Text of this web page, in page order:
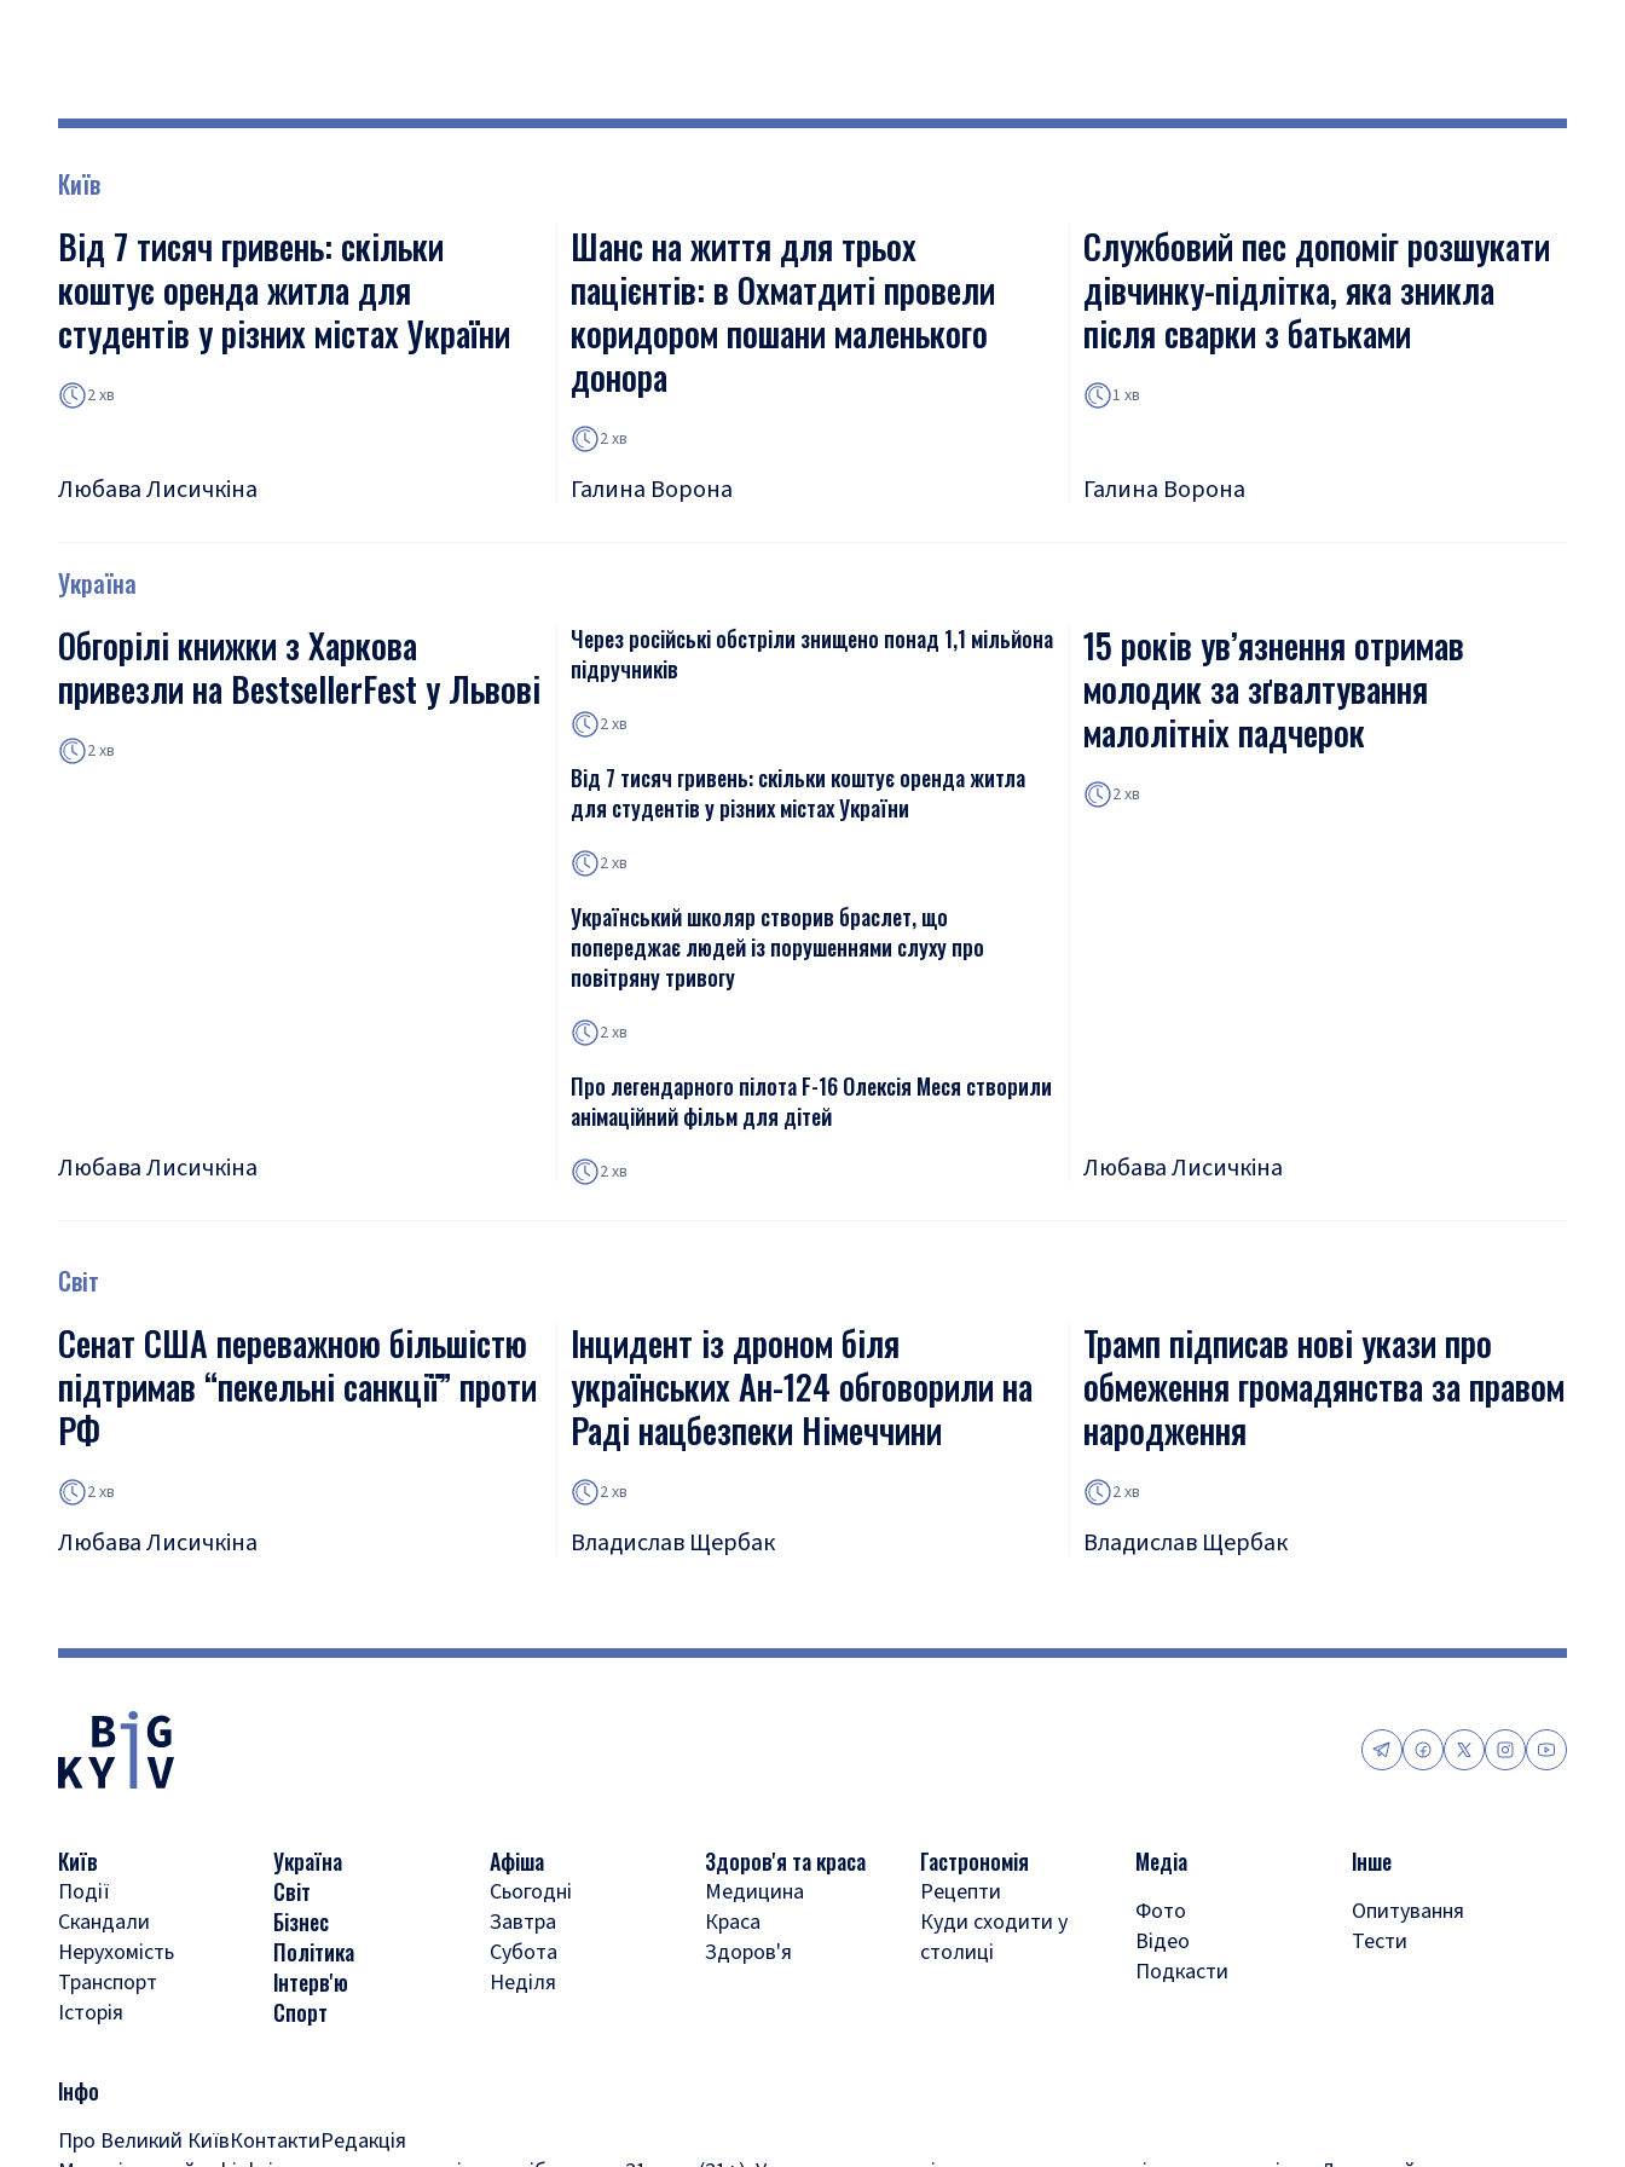
Київ
Від 7 тисяч гривень: скільки
коштує оренда житла для
студентів у різних містах України
2 хв
Любава Лисичкіна
Шанс на життя для трьох
пацієнтів: в Охматдиті провели
коридором пошани маленького
донора
2 хв
Галина Ворона
Службовий пес допоміг розшукати
дівчинку-підлітка, яка зникла
після сварки з батьками
1 хв
Галина Ворона
Україна
Обгорілі книжки з Харкова
привезли на BestsellerFest у Львові
2 хв
Любава Лисичкіна
Через російські обстріли знищено понад 1,1 мільйона
підручників
2 хв
Від 7 тисяч гривень: скільки коштує оренда житла
для студентів у різних містах України
2 хв
Український школяр створив браслет, що
попереджає людей із порушеннями слуху про
повітряну тривогу
2 хв
Про легендарного пілота F-16 Олексія Меся створили
анімаційний фільм для дітей
2 хв
15 років ув’язнення отримав
молодик за зґвалтування
малолітніх падчерок
2 хв
Любава Лисичкіна
Світ
Сенат США переважною більшістю
підтримав “пекельні санкції” проти
РФ
2 хв
Любава Лисичкіна
Інцидент із дроном біля
українських Ан-124 обговорили на
Раді нацбезпеки Німеччини
2 хв
Владислав Щербак
Трамп підписав нові укази про
обмеження громадянства за правом
народження
2 хв
Владислав Щербак
Київ
Події
Скандали
Нерухомість
Транспорт
Історія
Україна
Світ
Бізнес
Політика
Інтерв'ю
Спорт
Афіша
Сьогодні
Завтра
Субота
Неділя
Здоров'я та краса
Медицина
Краса
Здоров'я
Гастрономія
Рецепти
Куди сходити у
столиці
Медіа
Фото
Відео
Подкасти
Інше
Опитування
Тести
Інфо
Про Великий КиївКонтактиРедакція